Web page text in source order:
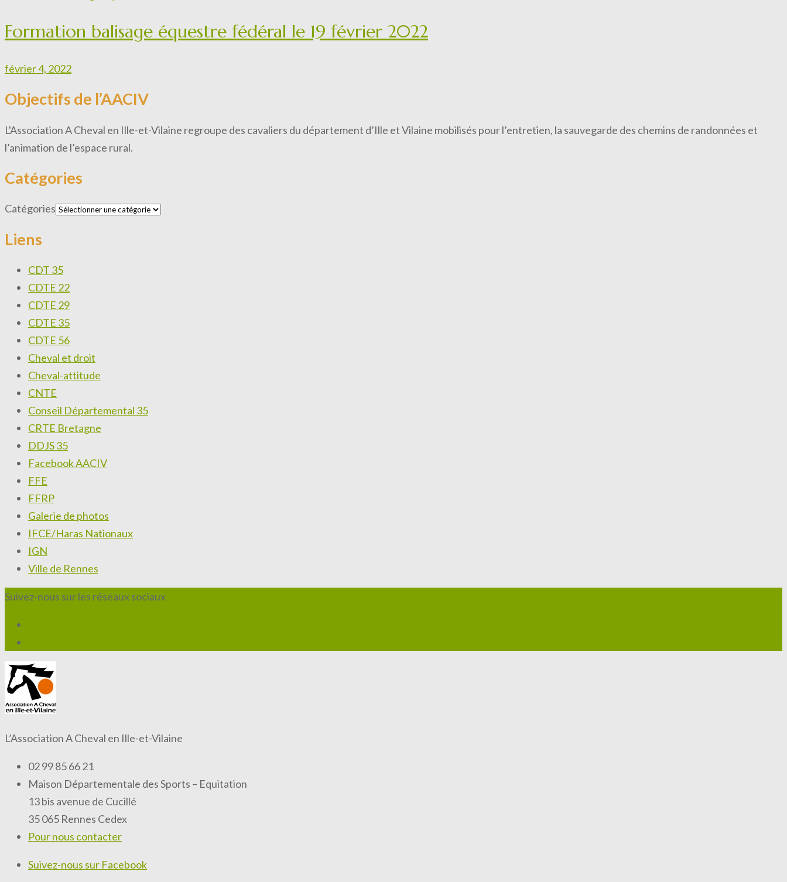
Formation balisage équestre fédéral le 19 février 2022
février 4, 2022
Objectifs de l’AACIV
L'Association A Cheval en Ille-et-Vilaine regroupe des cavaliers du département d’Ille et Vilaine mobilisés pour l’entretien, la sauvegarde des chemins de randonnées et
l’animation de l’espace rural.
Catégories
Catégories
Liens
CDT 35
CDTE 22
CDTE 29
CDTE 35
CDTE 56
Cheval et droit
Cheval-attitude
CNTE
Conseil Départemental 35
CRTE Bretagne
DDJS 35
Facebook AACIV
FFE
FFRP
Galerie de photos
IFCE/Haras Nationaux
IGN
Ville de Rennes
Suivez-nous sur les réseaux sociaux
L’Association A Cheval en Ille-et-Vilaine
02 99 85 66 21
Maison Départementale des Sports – Equitation
13 bis avenue de Cucillé
35 065 Rennes Cedex
Pour nous contacter
Suivez-nous sur Facebook